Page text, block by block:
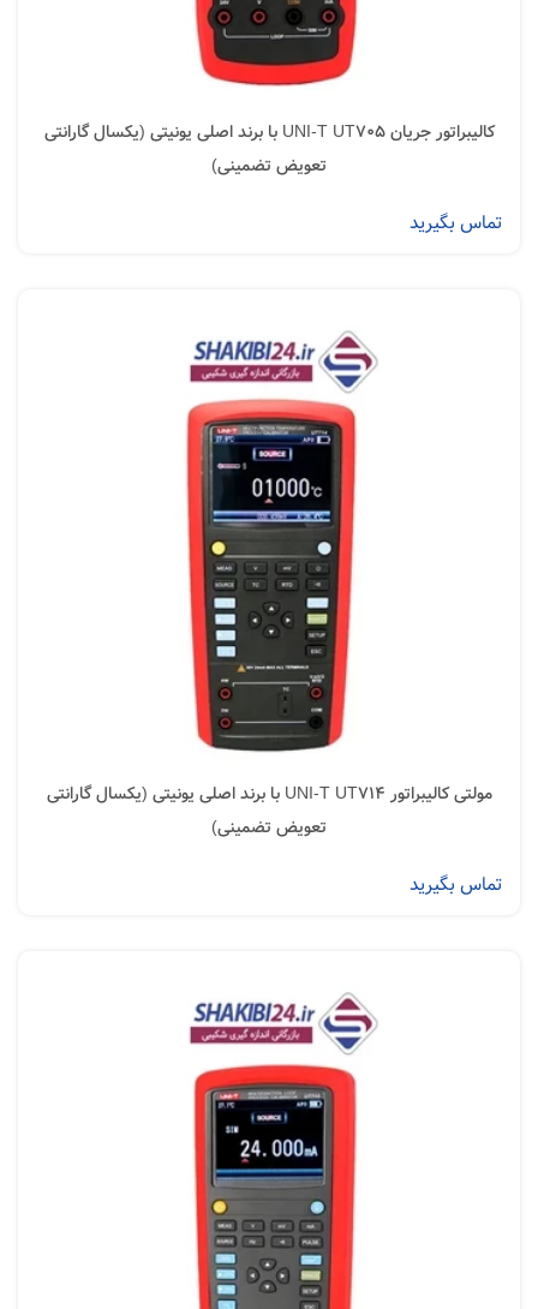
کالیبراتور جریان UNI-T UT705 با برند اصلی یونیتی (یکسال گارانتی
تعویض تضمینی)
تماس بگیرید
مولتی کالیبراتور UNI-T UT714 با برند اصلی یونیتی (یکسال گارانتی
تعویض تضمینی)
تماس بگیرید